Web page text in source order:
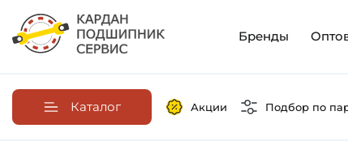
Бренды
Каталог Акции Подбор по